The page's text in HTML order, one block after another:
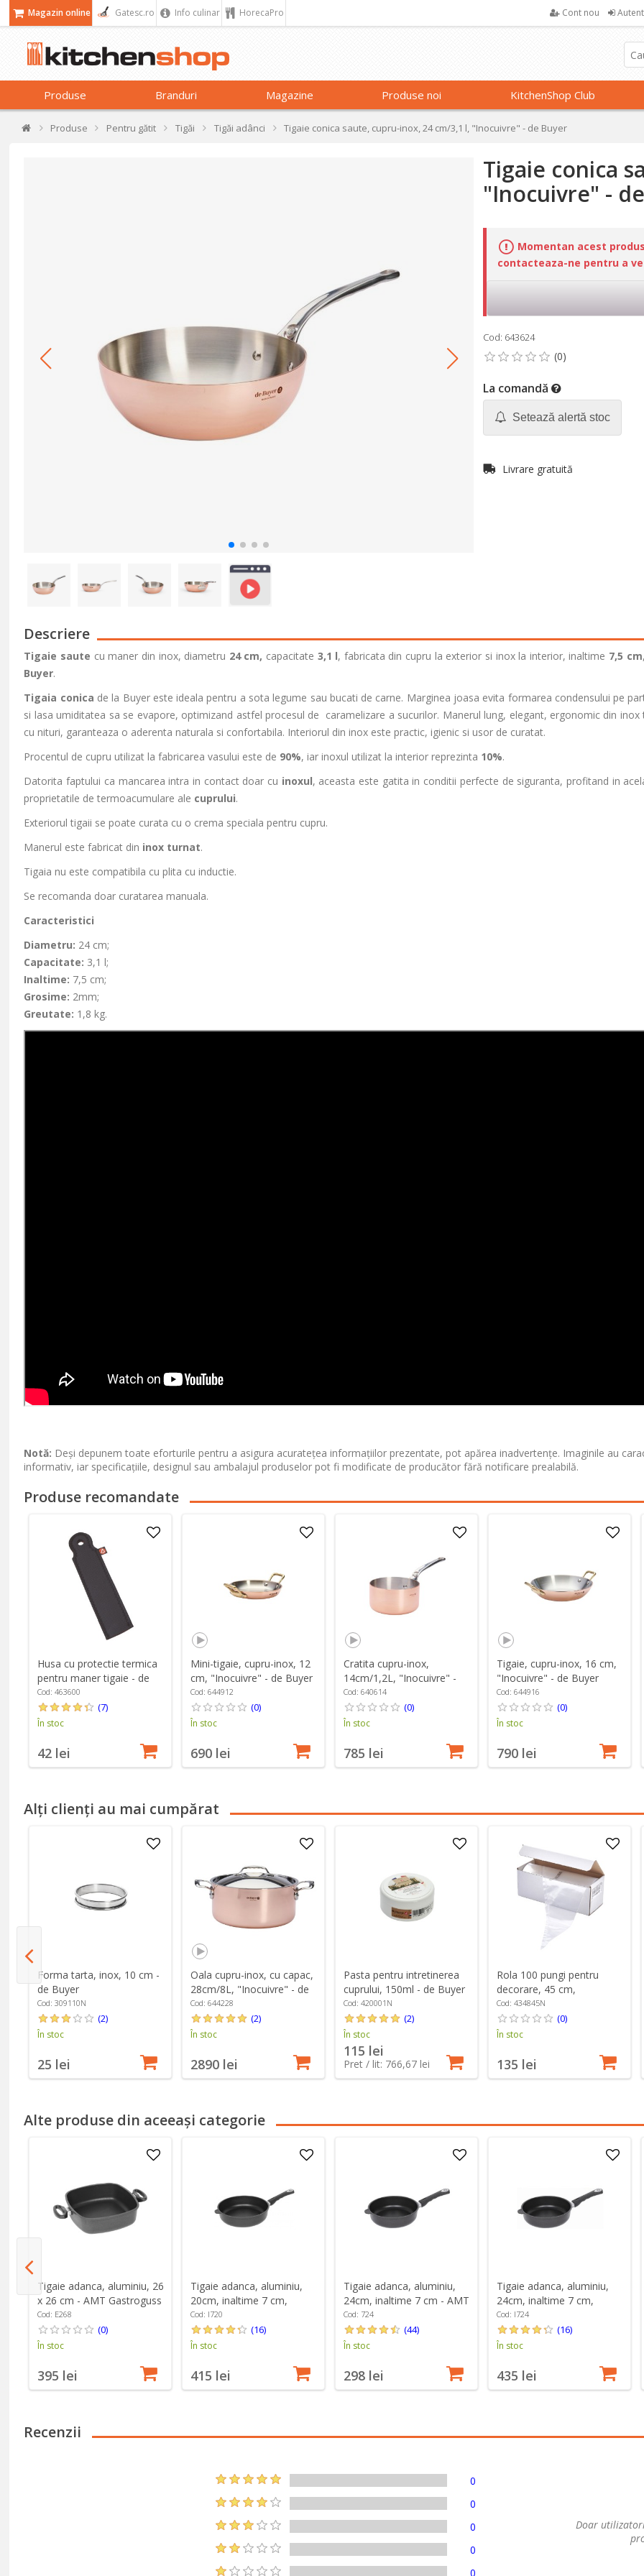
Magazin online Gatesc.ro Info culinar HorecaPro Cont nou
Produse Branduri Magazine Produse noi KitchenShop Club
Produse Pentru gătit Tigăi Tigăi adânci Tigaie conica saute, cupru-inox, 24 cm/3,1 l, "Inocuivre" - de Buyer
Tigaie conica
"Inocuivre" -
Momentan acest
contacteaza-ne pentru a
Cod: 643624
La comandă
Setează alertă stoc
Livrare gratuită
Descriere
Tigaie saute cu maner din inox, diametru 24 cm, capacitate 3,1 l, fabricata din cupru la exterior si inox la interior, inaltime 7,5 cm
Buyer.
Tigaia conica de la Buyer este ideala pentru a sota legume sau bucati de carne. Marginea joasa evita formarea condensului pe
si lasa umiditatea sa se evapore, optimizand astfel procesul de caramelizare a sucurilor. Manerul lung, elegant, ergonomic din
cu nituri, garanteaza o aderenta naturala si confortabila. Interiorul din inox este practic, igienic si usor de curatat.
Procentul de cupru utilizat la fabricarea vasului este de 90%, iar inoxul utilizat la interior reprezinta 10%.
Datorita faptului ca mancarea intra in contact doar cu inoxul, aceasta este gatita in conditii perfecte de siguranta, profitand in
proprietatile de termoacumulare ale cuprului.
Exteriorul tigaii se poate curata cu o crema speciala pentru cupru.
Manerul este fabricat din inox turnat.
Tigaia nu este compatibila cu plita cu inductie.
Se recomanda doar curatarea manuala.
Caracteristici
Diametru: 24 cm;
Capacitate: 3,1 l;
Inaltime: 7,5 cm;
Grosime: 2mm;
Greutate: 1,8 kg.
Notă: Deși depunem toate eforturile pentru a asigura acuratețea informațiilor prezentate, pot apărea inadvertențe. Imaginile au
informativ, iar specificațiile, designul sau ambalajul produselor pot fi modificate de producător fără notificare prealabilă.
Produse recomandate
Husa cu protectie termica
pentru maner tigaie - de
Buyer
Cod: 463600
(7)
În stoc
42 lei
Mini-tigaie, cupru-inox, 12
cm, "Inocuivre" - de Buyer
Cod: 644912
(0)
În stoc
690 lei
Cratita cupru-inox,
14cm/1,2L, "Inocuivre" -
de Buyer
Cod: 640614
(0)
În stoc
785 lei
Tigaie, cupru-inox, 16 cm,
"Inocuivre" - de Buyer
Cod: 644916
(0)
În stoc
790 lei
Alți clienți au mai cumpărat
Forma tarta, inox, 10 cm -
de Buyer
Cod: 309110N
(2)
În stoc
25 lei
Oala cupru-inox, cu capac,
28cm/8L, "Inocuivre" - de
Buyer
Cod: 644228
(2)
În stoc
2890 lei
Pasta pentru intretinerea
cuprului, 150ml - de Buyer
Cod: 420001N
(2)
În stoc
115 lei
Pret / lit: 766,67 lei
Rola 100 pungi pentru
decorare, 45 cm,
polietilena - de Buyer
Cod: 434845N
(0)
În stoc
135 lei
Alte produse din aceeași categorie
Tigaie adanca, aluminiu, 26
x 26 cm - AMT Gastroguss
Cod: E268
(0)
În stoc
395 lei
Tigaie adanca, aluminiu,
20cm, inaltime 7 cm,
inductie - AMT Gastroguss
Cod: I720
(16)
În stoc
415 lei
Tigaie adanca, aluminiu,
24cm, inaltime 7 cm - AMT
Gastroguss
Cod: 724
(44)
În stoc
298 lei
Tigaie adanca, aluminiu,
24cm, inaltime 7 cm,
inductie - AMT Gastroguss
Cod: I724
(16)
În stoc
435 lei
Recenzii
0
0
0
0
0
Doar